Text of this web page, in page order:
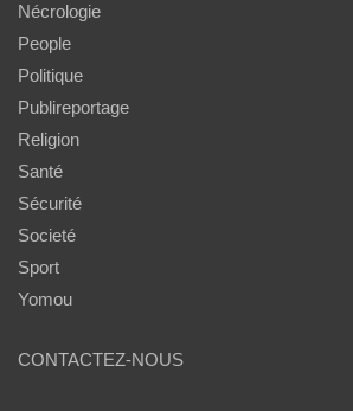
Nécrologie
People
Politique
Publireportage
Religion
Santé
Sécurité
Societé
Sport
Yomou
CONTACTEZ-NOUS